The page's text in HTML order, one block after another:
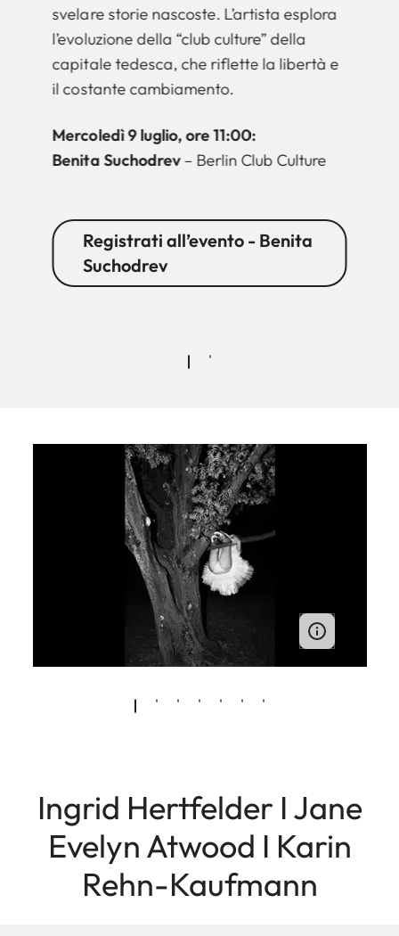
svelare storie nascoste. L’artista esplora
l’evoluzione della “club culture” della
capitale tedesca, che riflette la libertà e
il costante cambiamento.
Mercoledì 9 luglio, ore 11:00:
Benita Suchodrev– Berlin Club Culture
Registrati all’evento - Benita
Suchodrev
Ingrid Hertfelder I Jane
Evelyn Atwood I Karin
Rehn-Kaufmann